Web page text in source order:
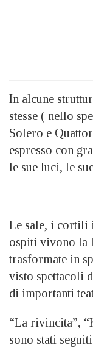
In alcune
stesse ( nello
Solero e
espresso con
le sue luci, le
Le sale, i cortili
ospiti vivono la
trasformate in
visto spettacoli
di importanti
“La rivincita”,
sono stati